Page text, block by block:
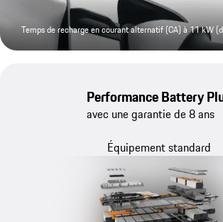
Temps de recharge en courant alternatif (CA) à 11 kW
Performance Battery
avec une garantie de 8 ans
Équipement standard